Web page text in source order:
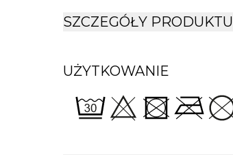
SZCZEGÓŁY PRODUKTU
UŻYTKOWANIE